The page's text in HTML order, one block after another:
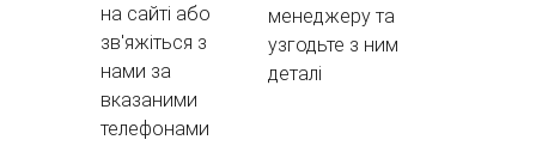
на сайті або
зв'яжіться з
нами за
вказаними
телефонами
менеджеру та
узгодьте з ним
деталі